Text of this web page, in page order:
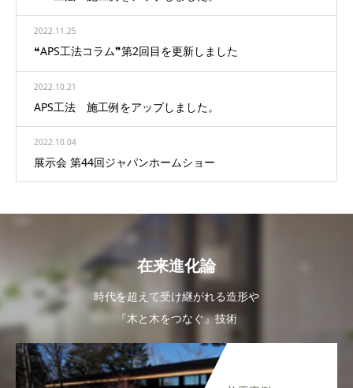
2022.11.25
❝APS工法コラム❞第2回目を更新しました
2022.10.21
APS工法 施工例をアップしました。
2022.10.04
展示会 第44回ジャパンホームショー
在来進化論
時代を超えて受け継がれる造形や
『木と木をつなぐ』技術